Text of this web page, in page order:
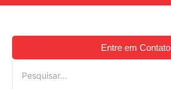
Entre em Contato